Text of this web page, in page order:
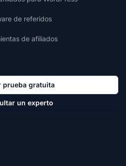
de referidos
de afiliados
prueba gratuita
un experto